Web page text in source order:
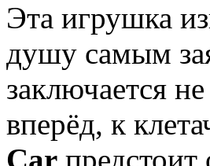
Эта игрушка
душу самым
заключается
вперёд, к